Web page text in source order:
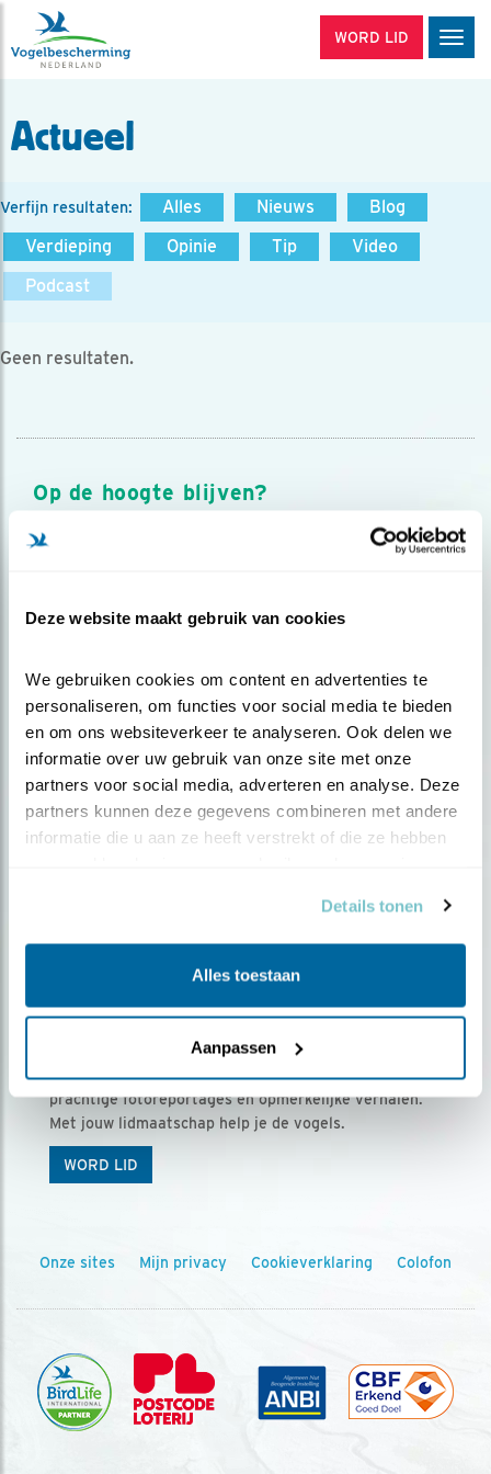
Deze website maakt gebruik van cookies
We gebruiken cookies om content en advertenties te
personaliseren, om functies voor social media te bieden
en om ons websiteverkeer te analyseren. Ook delen we
informatie over uw gebruik van onze site met onze
partners voor social media, adverteren en analyse. Deze
partners kunnen deze gegevens combineren met andere
informatie die u aan ze heeft verstrekt of die ze hebben
Details tonen
Alles toestaan
Aanpassen
WORD LID
Actueel
Verfijn resultaten: Alles Nieuws
Blog
Verdieping
Opinie Tip
Video
Podcast
Geen resultaten.
Op de hoogte blijven?
Meld je aan en ontvang nieuws, inspiratie, acties en tips
over vogels en activiteiten van Vogelbescherming.
Ontvang 5 x Vogels voor € 36,00 per jaar
Vogels is het tijdschrift voor onze leden, met
prachtige fotoreportages en opmerkelijke verhalen.
Met jouw lidmaatschap help je de vogels.
WORD LID
Onze sites Mijn privacy Cookieverklaring Colofon